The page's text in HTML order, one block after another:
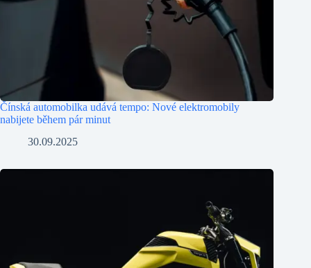
Čínská automobilka udává tempo: Nové elektromobily
nabijete během pár minut
30.09.2025